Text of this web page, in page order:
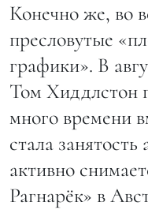
Конечно же, во
пресловутые
графики». В
Том Хиддлстон
много времени
стала
активно
Рагнарёк» в